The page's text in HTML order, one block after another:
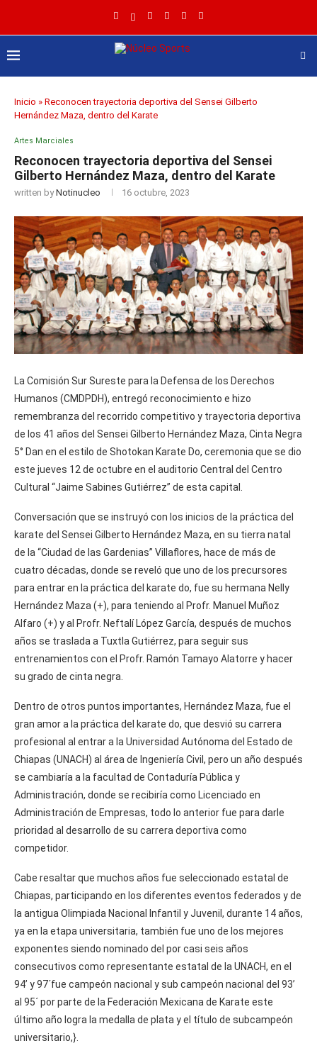
Inicio » Reconocen trayectoria deportiva del Sensei Gilberto
Hernández Maza, dentro del Karate
Artes Marciales
Reconocen trayectoria deportiva del Sensei
Gilberto Hernández Maza, dentro del Karate
written byNotinucleo 16 octubre, 2023
La Comisión Sur Sureste para la Defensa de los Derechos
Humanos (CMDPDH), entregó reconocimiento e hizo
remembranza del recorrido competitivo y trayectoria deportiva
de los 41 años del Sensei Gilberto Hernández Maza, Cinta Negra
5° Dan en el estilo de Shotokan Karate Do, ceremonia que se dio
este jueves 12 de octubre en el auditorio Central del Centro
Cultural “Jaime Sabines Gutiérrez” de esta capital.
Conversación que se instruyó con los inicios de la práctica del
karate del Sensei Gilberto Hernández Maza, en su tierra natal
de la “Ciudad de las Gardenias” Villaflores, hace de más de
cuatro décadas, donde se reveló que uno de los precursores
para entrar en la práctica del karate do, fue su hermana Nelly
Hernández Maza (+), para teniendo al Profr. Manuel Muñoz
Alfaro (+) y al Profr. Neftalí López García, después de muchos
años se traslada a Tuxtla Gutiérrez, para seguir sus
entrenamientos con el Profr. Ramón Tamayo Alatorre y hacer
su grado de cinta negra.
Dentro de otros puntos importantes, Hernández Maza, fue el
gran amor a la práctica del karate do, que desvió su carrera
profesional al entrar a la Universidad Autónoma del Estado de
Chiapas (UNACH) al área de Ingeniería Civil, pero un año después
se cambiaría a la facultad de Contaduría Pública y
Administración, donde se recibiría como Licenciado en
Administración de Empresas, todo lo anterior fue para darle
prioridad al desarrollo de su carrera deportiva como
competidor.
Cabe resaltar que muchos años fue seleccionado estatal de
Chiapas, participando en los diferentes eventos federados y de
la antigua Olimpiada Nacional Infantil y Juvenil, durante 14 años,
ya en la etapa universitaria, también fue uno de los mejores
exponentes siendo nominado del por casi seis años
consecutivos como representante estatal de la UNACH, en el
94’ y 97´fue campeón nacional y sub campeón nacional del 93’
al 95´ por parte de la Federación Mexicana de Karate este
último año logra la medalla de plata y el título de subcampeón
universitario,}.